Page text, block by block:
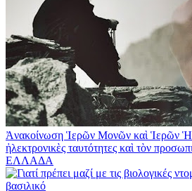
Ἀνακοίνωση Ἱερῶν Μονῶν καὶ Ἱερῶν
ἠλεκτρονικὲς ταυτότητες καὶ τὸν
ΕΛΛΑΔΑ